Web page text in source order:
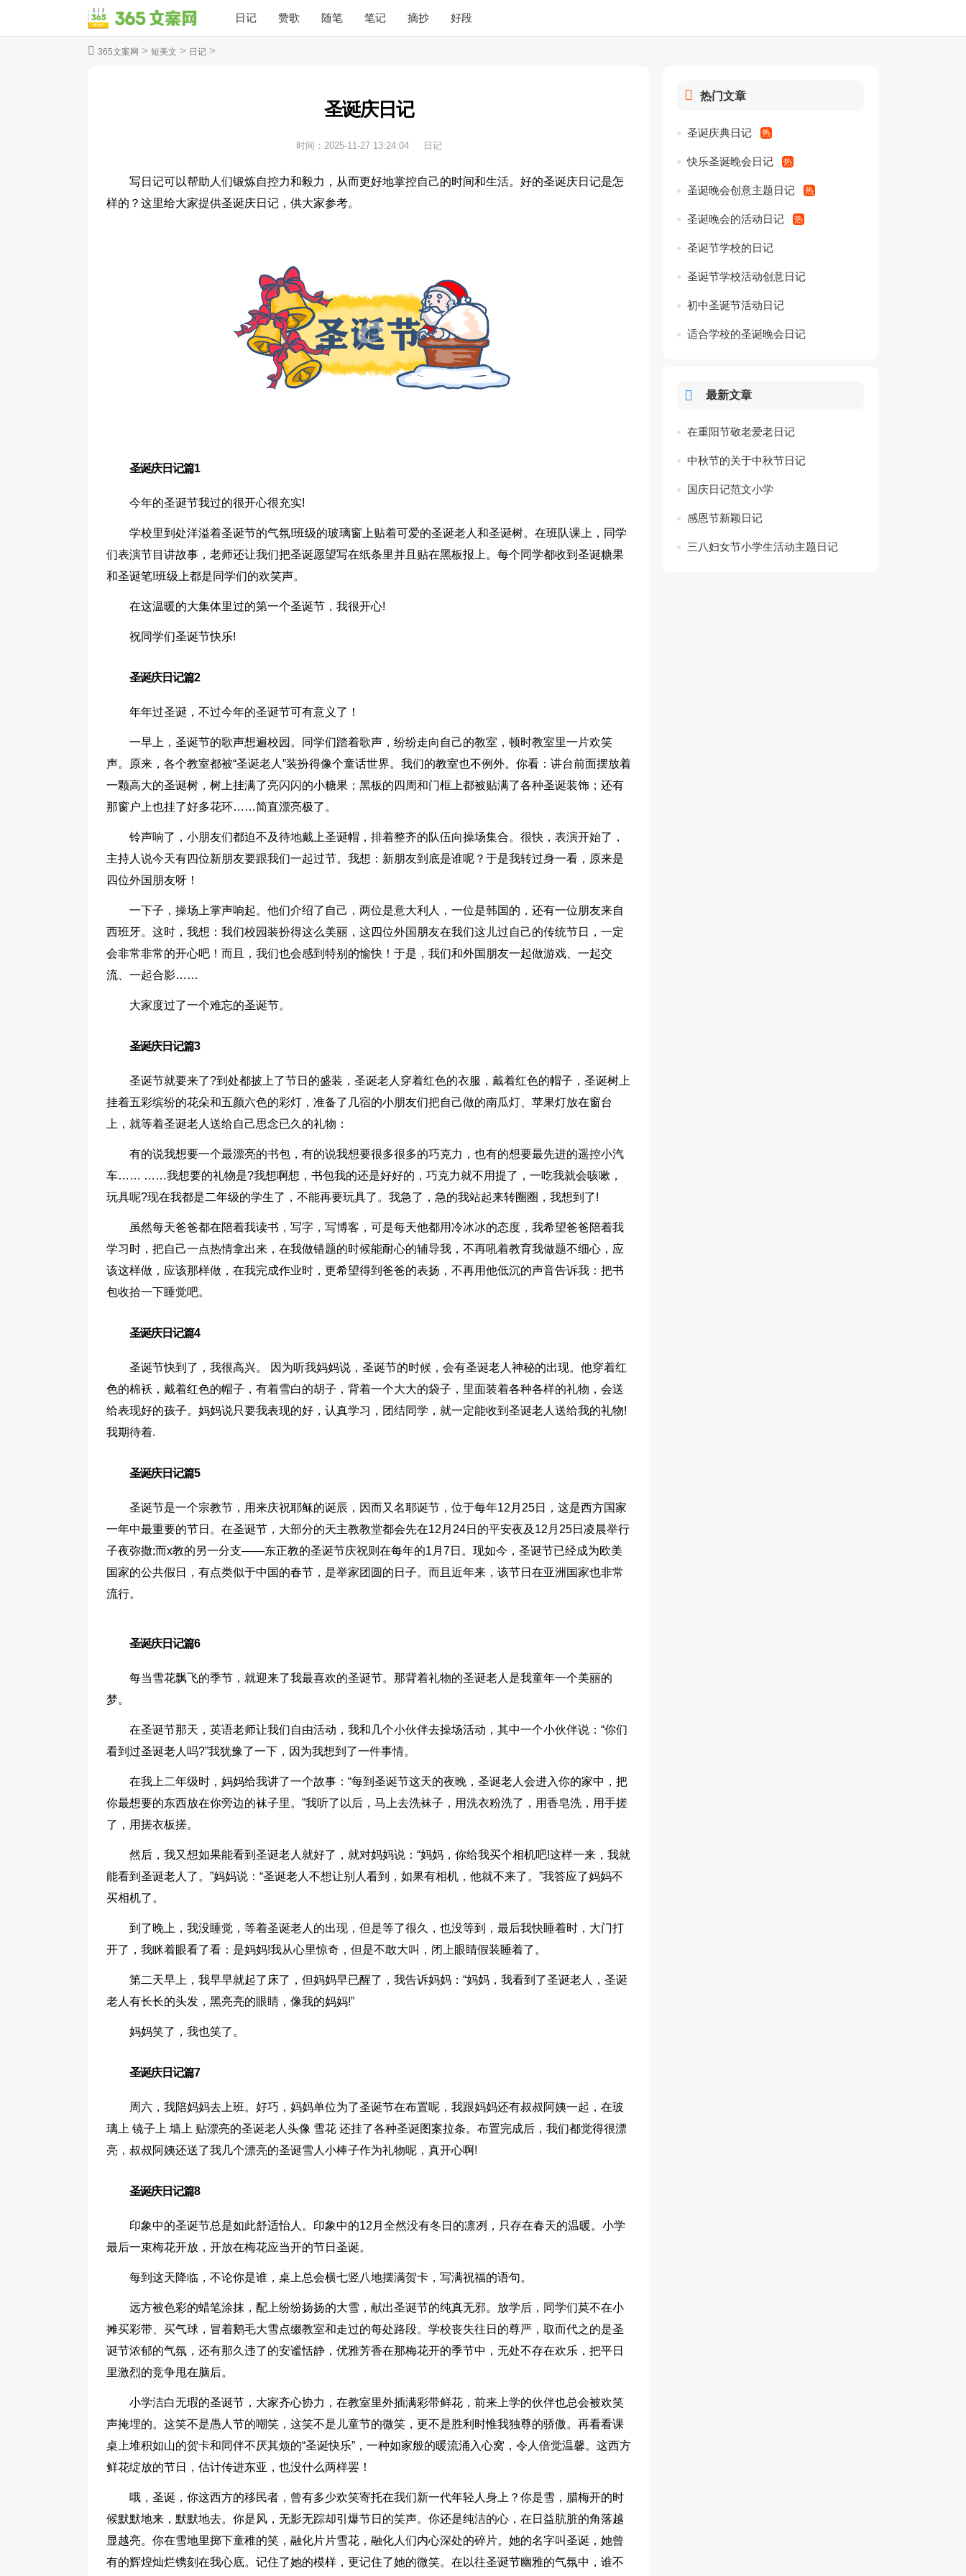
日记 赞歌 随笔 笔记 摘抄 好段
365文案网 > 短美文 > 日记 >
圣诞庆日记
时间： 2025-11-27 13:24:04 日记
写日记可以帮助人们锻炼自控力和毅力，从而更好地掌控自己的时间和生活。好的圣诞庆日记是怎
样的？这里给大家提供圣诞庆日记，供大家参考。
圣诞庆日记篇1
今年的圣诞节我过的很开心很充实!
学校里到处洋溢着圣诞节的气氛!班级的玻璃窗上贴着可爱的圣诞老人和圣诞树。在班队课上，同学
们表演节目讲故事，老师还让我们把圣诞愿望写在纸条里并且贴在黑板报上。每个同学都收到圣诞糖果
和圣诞笔!班级上都是同学们的欢笑声。
在这温暖的大集体里过的第一个圣诞节，我很开心!
祝同学们圣诞节快乐!
圣诞庆日记篇2
年年过圣诞，不过今年的圣诞节可有意义了！
一早上，圣诞节的歌声想遍校园。同学们踏着歌声，纷纷走向自己的教室，顿时教室里一片欢笑
声。原来，各个教室都被“圣诞老人”装扮得像个童话世界。我们的教室也不例外。你看：讲台前面摆放着
一颗高大的圣诞树，树上挂满了亮闪闪的小糖果；黑板的四周和门框上都被贴满了各种圣诞装饰；还有
那窗户上也挂了好多花环……简直漂亮极了。
铃声响了，小朋友们都迫不及待地戴上圣诞帽，排着整齐的队伍向操场集合。很快，表演开始了，
主持人说今天有四位新朋友要跟我们一起过节。我想：新朋友到底是谁呢？于是我转过身一看，原来是
四位外国朋友呀！
一下子，操场上掌声响起。他们介绍了自己，两位是意大利人，一位是韩国的，还有一位朋友来自
西班牙。这时，我想：我们校园装扮得这么美丽，这四位外国朋友在我们这儿过自己的传统节日，一定
会非常非常的开心吧！而且，我们也会感到特别的愉快！于是，我们和外国朋友一起做游戏、一起交
流、一起合影……
大家度过了一个难忘的圣诞节。
圣诞庆日记篇3
圣诞节就要来了?到处都披上了节日的盛装，圣诞老人穿着红色的衣服，戴着红色的帽子，圣诞树上
挂着五彩缤纷的花朵和五颜六色的彩灯，准备了几宿的小朋友们把自己做的南瓜灯、苹果灯放在窗台
上，就等着圣诞老人送给自己思念已久的礼物：
有的说我想要一个最漂亮的书包，有的说我想要很多很多的巧克力，也有的想要最先进的遥控小汽
车…… ……我想要的礼物是?我想啊想，书包我的还是好好的，巧克力就不用提了，一吃我就会咳嗽，
玩具呢?现在我都是二年级的学生了，不能再要玩具了。我急了，急的我站起来转圈圈，我想到了!
虽然每天爸爸都在陪着我读书，写字，写博客，可是每天他都用冷冰冰的态度，我希望爸爸陪着我
学习时，把自己一点热情拿出来，在我做错题的时候能耐心的辅导我，不再吼着教育我做题不细心，应
该这样做，应该那样做，在我完成作业时，更希望得到爸爸的表扬，不再用他低沉的声音告诉我：把书
包收拾一下睡觉吧。
圣诞庆日记篇4
圣诞节快到了，我很高兴。 因为听我妈妈说，圣诞节的时候，会有圣诞老人神秘的出现。他穿着红
色的棉袄，戴着红色的帽子，有着雪白的胡子，背着一个大大的袋子，里面装着各种各样的礼物，会送
给表现好的孩子。妈妈说只要我表现的好，认真学习，团结同学，就一定能收到圣诞老人送给我的礼物!
我期待着.
圣诞庆日记篇5
圣诞节是一个宗教节，用来庆祝耶稣的诞辰，因而又名耶诞节，位于每年12月25日，这是西方国家
一年中最重要的节日。在圣诞节，大部分的天主教教堂都会先在12月24日的平安夜及12月25日凌晨举行
子夜弥撒;而x教的另一分支——东正教的圣诞节庆祝则在每年的1月7日。现如今，圣诞节已经成为欧美
国家的公共假日，有点类似于中国的春节，是举家团圆的日子。而且近年来，该节日在亚洲国家也非常
流行。
圣诞庆日记篇6
每当雪花飘飞的季节，就迎来了我最喜欢的圣诞节。那背着礼物的圣诞老人是我童年一个美丽的
梦。
在圣诞节那天，英语老师让我们自由活动，我和几个小伙伴去操场活动，其中一个小伙伴说：“你们
看到过圣诞老人吗?”我犹豫了一下，因为我想到了一件事情。
在我上二年级时，妈妈给我讲了一个故事：“每到圣诞节这天的夜晚，圣诞老人会进入你的家中，把
你最想要的东西放在你旁边的袜子里。”我听了以后，马上去洗袜子，用洗衣粉洗了，用香皂洗，用手搓
了，用搓衣板搓。
然后，我又想如果能看到圣诞老人就好了，就对妈妈说：“妈妈，你给我买个相机吧!这样一来，我就
能看到圣诞老人了。”妈妈说：“圣诞老人不想让别人看到，如果有相机，他就不来了。”我答应了妈妈不
买相机了。
到了晚上，我没睡觉，等着圣诞老人的出现，但是等了很久，也没等到，最后我快睡着时，大门打
开了，我眯着眼看了看：是妈妈!我从心里惊奇，但是不敢大叫，闭上眼睛假装睡着了。
第二天早上，我早早就起了床了，但妈妈早已醒了，我告诉妈妈：“妈妈，我看到了圣诞老人，圣诞
老人有长长的头发，黑亮亮的眼睛，像我的妈妈!”
妈妈笑了，我也笑了。
圣诞庆日记篇7
周六，我陪妈妈去上班。好巧，妈妈单位为了圣诞节在布置呢，我跟妈妈还有叔叔阿姨一起，在玻
璃上 镜子上 墙上 贴漂亮的圣诞老人头像 雪花 还挂了各种圣诞图案拉条。布置完成后，我们都觉得很漂
亮，叔叔阿姨还送了我几个漂亮的圣诞雪人小棒子作为礼物呢，真开心啊!
圣诞庆日记篇8
印象中的圣诞节总是如此舒适怡人。印象中的12月全然没有冬日的凛冽，只存在春天的温暖。小学
最后一束梅花开放，开放在梅花应当开的节日圣诞。
每到这天降临，不论你是谁，桌上总会横七竖八地摆满贺卡，写满祝福的语句。
远方被色彩的蜡笔涂抹，配上纷纷扬扬的大雪，献出圣诞节的纯真无邪。放学后，同学们莫不在小
摊买彩带、买气球，冒着鹅毛大雪点缀教室和走过的每处路段。学校丧失往日的尊严，取而代之的是圣
诞节浓郁的气氛，还有那久违了的安谧恬静，优雅芳香在那梅花开的季节中，无处不存在欢乐，把平日
里激烈的竞争甩在脑后。
小学洁白无瑕的圣诞节，大家齐心协力，在教室里外插满彩带鲜花，前来上学的伙伴也总会被欢笑
声掩埋的。这笑不是愚人节的嘲笑，这笑不是儿童节的微笑，更不是胜利时惟我独尊的骄傲。再看看课
桌上堆积如山的贺卡和同伴不厌其烦的“圣诞快乐”，一种如家般的暖流涌入心窝，令人倍觉温馨。这西方
鲜花绽放的节日，估计传进东亚，也没什么两样罢！
哦，圣诞，你这西方的移民者，曾有多少欢笑寄托在我们新一代年轻人身上？你是雪，腊梅开的时
候默默地来，默默地去。你是风，无影无踪却引爆节日的笑声。你还是纯洁的心，在日益肮脏的角落越
显越亮。你在雪地里掷下童稚的笑，融化片片雪花，融化人们内心深处的碎片。她的名字叫圣诞，她曾
有的辉煌灿烂镌刻在我心底。记住了她的模样，更记住了她的微笑。在以往圣诞节幽雅的气氛中，谁不
热门文章
圣诞庆典日记
快乐圣诞晚会日记
圣诞晚会创意主题日记
圣诞晚会的活动日记
圣诞节学校的日记
圣诞节学校活动创意日记
初中圣诞节活动日记
适合学校的圣诞晚会日记
最新文章
在重阳节敬老爱老日记
中秋节的关于中秋节日记
国庆日记范文小学
感恩节新颖日记
三八妇女节小学生活动主题日记